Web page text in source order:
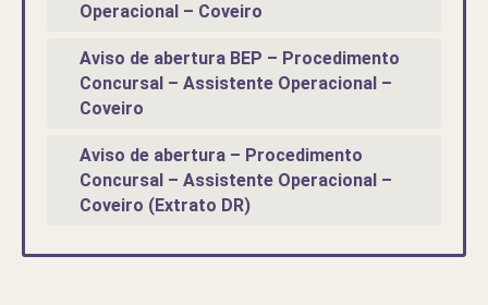
Operacional – Coveiro
Aviso de abertura BEP – Procedimento
Concursal – Assistente Operacional –
Coveiro
Aviso de abertura – Procedimento
Concursal – Assistente Operacional –
Coveiro (Extrato DR)